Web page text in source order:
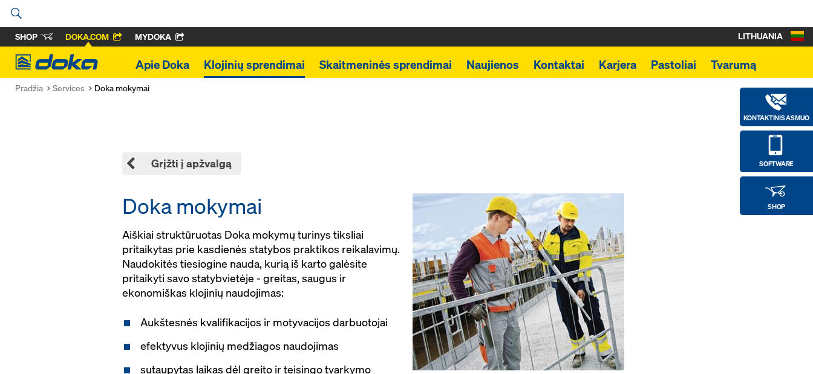
SHOP DOKA.COM MYDOKA
Doka
Apie Doka Klojinių sprendimai Skaitmeninės sprendimai Naujienos Kontaktai Karjera Pastoliai Tvarumą
KONTAKTINIS ASMUO
SOFTWARE
SHOP
LITHUANIA
Pradžia Services Doka mokymai
Grįžti į apžvalgą
Doka mokymai
Aiškiai struktūruotas Doka mokymų turinys tiksliai
pritaikytas prie kasdienės statybos praktikos reikalavimų.
Naudokitės tiesiogine nauda, kurią iš karto galėsite
pritaikyti savo statybvietėje - greitas, saugus ir
ekonomiškas klojinių naudojimas:
Aukštesnės kvalifikacijos ir motyvacijos darbuotojai
efektyvus klojinių medžiagos naudojimas
sutaupytas laikas dėl greito ir teisingo tvarkymo